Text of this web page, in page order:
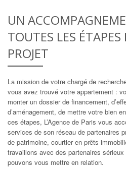
UN
TOUTES LES ÉTAPES
PROJET
La mission de votre chargé de
vous avez trouvé votre appartement :
monter un dossier de financement,
d’aménagement, de mettre votre bien
ces étapes, L’Agence de Paris vous
services de son réseau de partenaires
de patrimoine, courtier en prêts
travaillons avec des partenaires
pouvons vous mettre en relation.